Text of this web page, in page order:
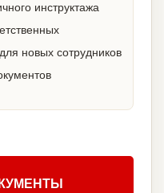
инструктажа
новых сотрудников